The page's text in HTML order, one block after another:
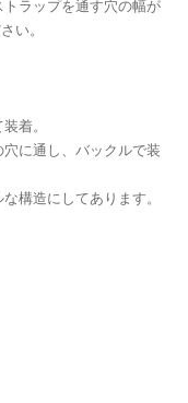
ラップを通す穴の幅が
い。
着。
に通し、バックルで装
構造にしてあります。